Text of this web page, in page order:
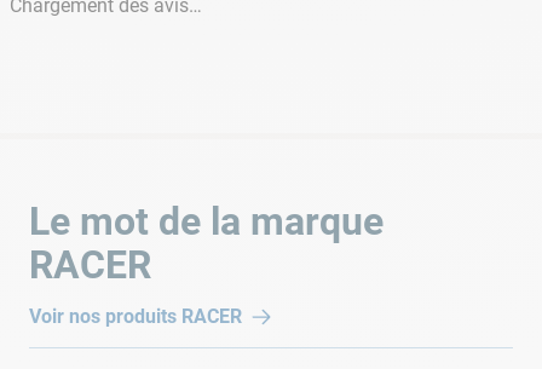
Chenilles
Clever clean
Intelligent
Durée du cycle
Chargement des avis…
Le mot de la marque
RACER
Voir nos produits RACER